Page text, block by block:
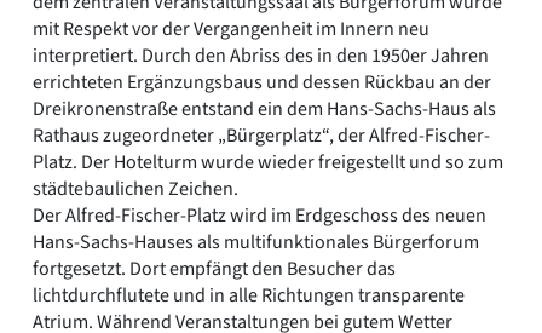
mit Respekt vor der Vergangenheit im Innern neu
interpretiert. Durch den Abriss des in den 1950er Jahren
errichteten Ergänzungsbaus und dessen Rückbau an der
Dreikronenstraße entstand ein dem Hans-Sachs-Haus als
Rathaus zugeordneter „Bürgerplatz“, der Alfred-Fischer-
Platz. Der Hotelturm wurde wieder freigestellt und so zum
städtebaulichen Zeichen.
Der Alfred-Fischer-Platz wird im Erdgeschoss des neuen
Hans-Sachs-Hauses als multifunktionales Bürgerforum
fortgesetzt. Dort empfängt den Besucher das
lichtdurchflutete und in alle Richtungen transparente
Atrium. Während Veranstaltungen bei gutem Wetter